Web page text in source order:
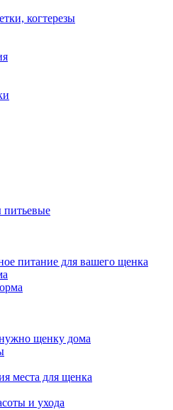
когтерезы
питание для вашего щенка
щенку дома
места для щенка
и ухода